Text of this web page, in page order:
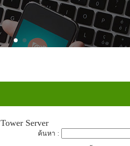
Tower Server
ค้นหา :